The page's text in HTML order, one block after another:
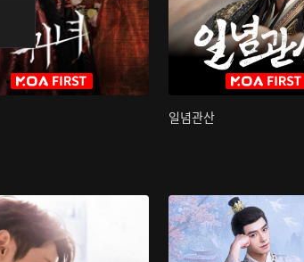
일념관산